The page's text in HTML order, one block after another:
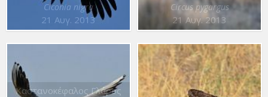
Ciconia nigra
21 Αυγ. 2013
Circus pygargus
21 Αυγ. 2013
Καστανοκέφαλος Γλάρος